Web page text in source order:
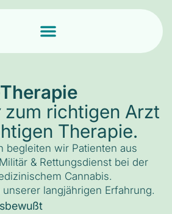
zum richtigen Arzt
Therapie.
begleiten wir Patienten aus
& Rettungsdienst bei der
Cannabis.
langjährigen Erfahrung.